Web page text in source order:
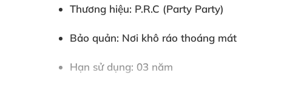
Thương hiệu: P.R.C (Party Party)
Bảo quản: Nơi khô ráo thoáng mát
Hạn sử dụng: 03 năm